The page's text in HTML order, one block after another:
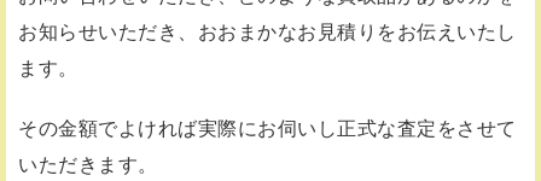
お知らせいただき、おおまかなお見積りをお伝えいたし
ます。
その金額でよければ実際にお伺いし正式な査定をさせて
いただきます。